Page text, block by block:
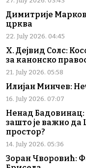
Димитрије
црква
22. July 2026. 04:45
Х. Дејвид Солс:
за канонско
21. July 2026. 05:58
Илијан Минчев:
16. July 2026. 07:07
Ненад Бадовинац:
зашто је важно
простор?
14. July 2026. 05:36
Зоран Чворовић: